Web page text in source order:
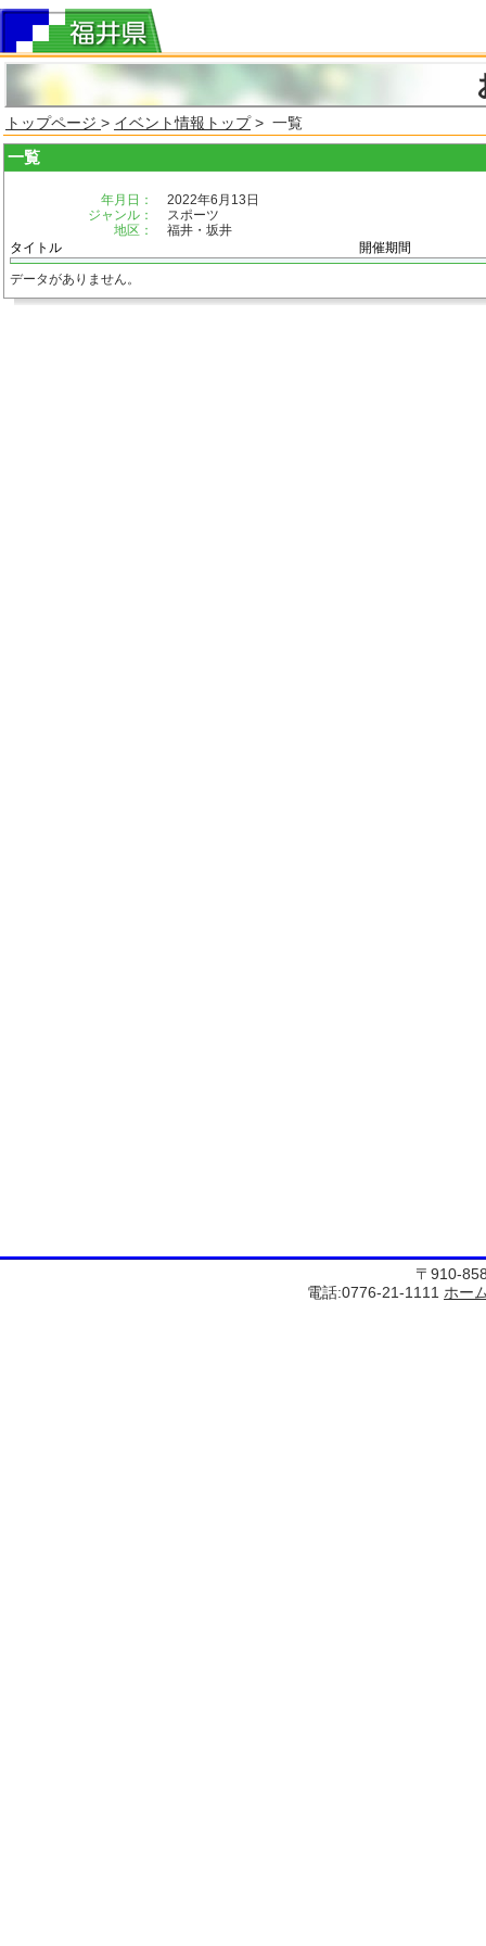
トップページ > イベント情報トップ> 一覧
一覧
年月日：
2022年6月13日
ジャンル：
スポーツ
地区：
福井・坂井
タイトル
開催期間
データがありません。
〒910-
電話:0776-21-1111 ホー